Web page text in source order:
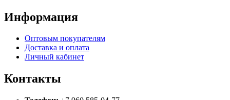
Информация
Оптовым покупателям
Доставка и оплата
Личный кабинет
Контакты